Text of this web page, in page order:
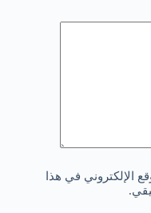
الإلكتروني في هذا